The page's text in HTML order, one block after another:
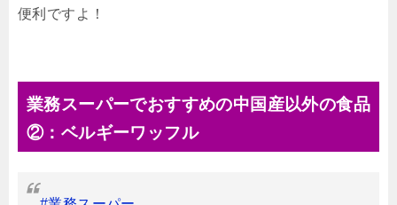
便利ですよ！
業務スーパーでおすすめの中国産以外の食品
②：ベルギーワッフル